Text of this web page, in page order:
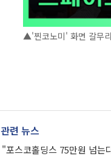
▲'찐코노미' 화면 갈무
관련 뉴스
"포스코홀딩스 75만원 넘는